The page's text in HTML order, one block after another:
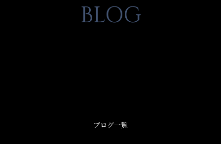
BLOG
ブログ一覧